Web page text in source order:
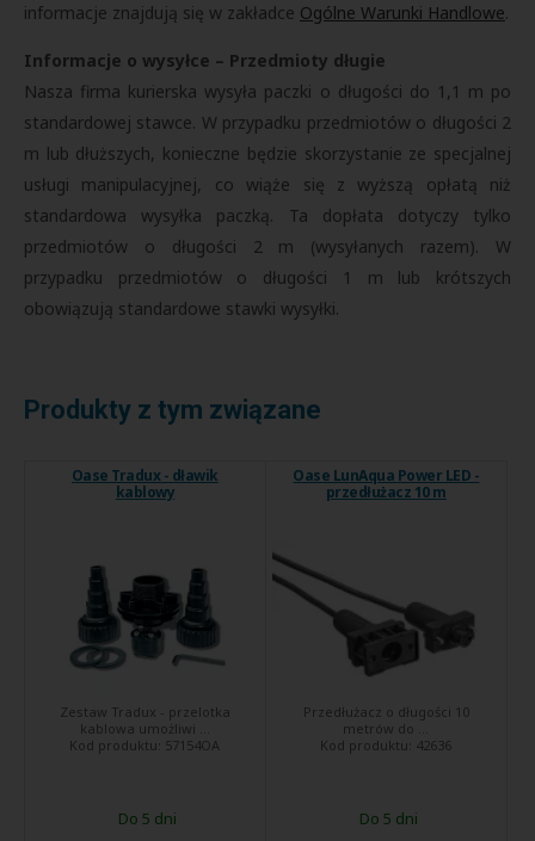
informacje znajdują się w zakładce Ogólne Warunki Handlowe.
Informacje o wysyłce – Przedmioty długie
Nasza firma kurierska wysyła paczki o długości do 1,1 m po
standardowej stawce. W przypadku przedmiotów o długości 2
m lub dłuższych, konieczne będzie skorzystanie ze specjalnej
usługi manipulacyjnej, co wiąże się z wyższą opłatą niż
standardowa wysyłka paczką. Ta dopłata dotyczy tylko
przedmiotów o długości 2 m (wysyłanych razem). W
przypadku przedmiotów o długości 1 m lub krótszych
obowiązują standardowe stawki wysyłki.
Produkty z tym związane
Oase Tradux - dławik
kablowy
Zestaw Tradux - przelotka
kablowa umożliwi ...
Kod produktu: 57154OA
Do 5 dni
Oase LunAqua Power LED -
przedłużacz 10 m
Przedłużacz o długości 10
metrów do ...
Kod produktu: 42636
Do 5 dni